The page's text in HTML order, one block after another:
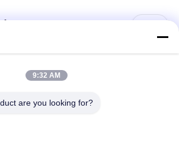
Populares
suelo de lujo de la
9:32 AM
are you looking for?